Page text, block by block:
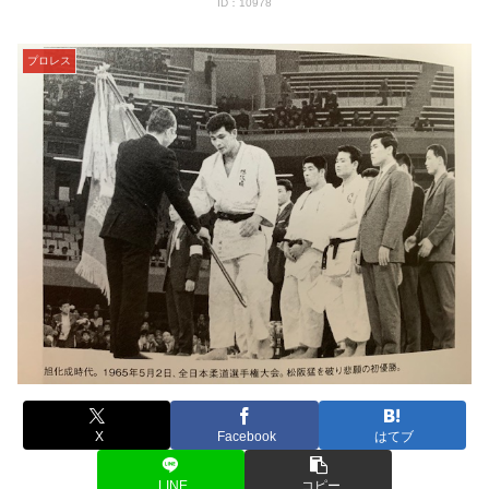
プロレス
X Facebook はてブ